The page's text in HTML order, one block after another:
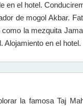
en el hotel.
de mogol Akbar.
la mezquita
Alojamiento en el hotel.
la famosa Taj